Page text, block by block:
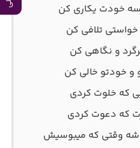
خودت یکاری کن
خواستی تلافی کن
و نگاهی کن
و خودتو خالی کن
که خلوت کردی
که دعوت کردی
وقتی که میبوسیش